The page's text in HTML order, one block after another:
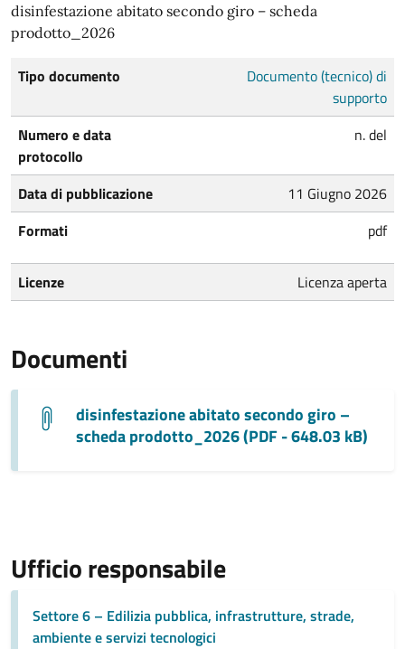
disinfestazione abitato secondo giro – scheda
prodotto_2026
Tipo documento
Documento (tecnico) di
supporto
Numero e data
protocollo
n. del
Data di pubblicazione
11 Giugno 2026
Formati
pdf
Licenze Licenza aperta
Documenti
disinfestazione abitato secondo giro –
scheda prodotto_2026 (PDF - 648.03 kB)
Ufficio responsabile
Settore 6 – Edilizia pubblica, infrastrutture, strade,
ambiente e servizi tecnologici